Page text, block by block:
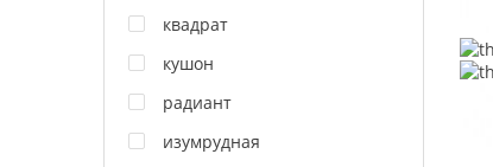
квадрат
кушон
радиант
изумрудная